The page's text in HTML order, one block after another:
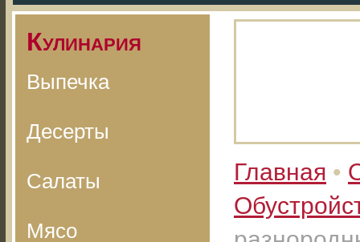
Кулинария
Выпечка
Десерты
Салаты
Мясо
Главная •